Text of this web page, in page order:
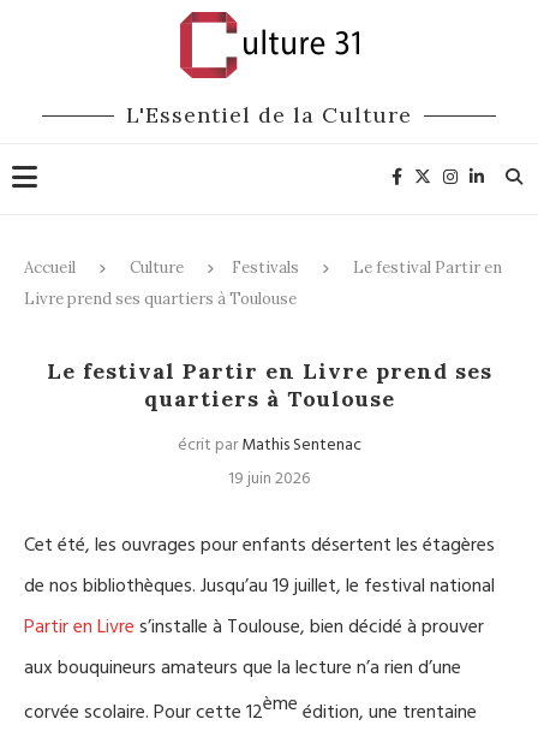
L'Essentiel de la Culture
Accueil Culture Festivals
Le festival Partir en
Livre prend ses quartiers à Toulouse
Le festival Partir en Livre prend ses
quartiers à Toulouse
écrit parMathis Sentenac
19 juin 2026
Cet été, les ouvrages pour enfants désertent les étagères
de nos bibliothèques. Jusqu’au 19 juillet,le festival national
Partir en Livres’installe à Toulouse, bien décidé à prouver
auxbouquineursamateursque la lecture n’a rien d’une
corvée scolaire.Pour cette 12èmeédition, une trentaine